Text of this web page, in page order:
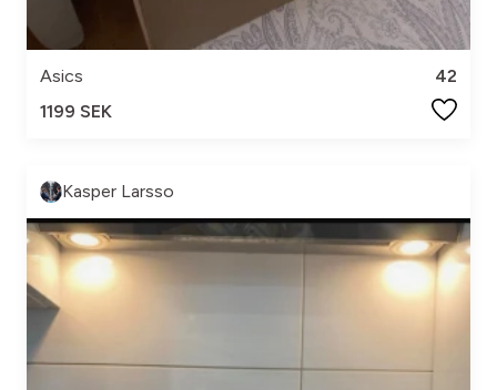
Asics
42
1199 SEK
Kasper Larsso